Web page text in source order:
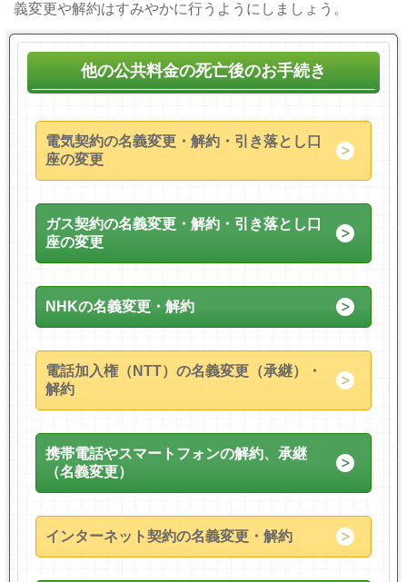
義変更や解約はすみやかに行うようにしましょう。
他の公共料金の死亡後のお手続き
電気契約の名義変更・解約・引き落とし口
座の変更
ガス契約の名義変更・解約・引き落とし口
座の変更
NHKの名義変更・解約
電話加入権（NTT）の名義変更（承継）・
解約
携帯電話やスマートフォンの解約、承継
（名義変更）
インターネット契約の名義変更・解約